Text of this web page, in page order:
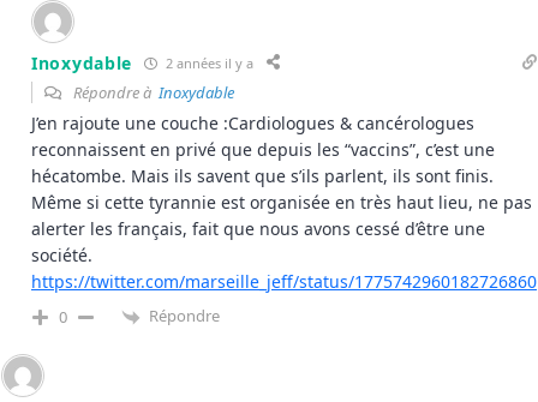
Inoxydable 2 années il y a
Répondre àInoxydable
J’en rajoute une couche :Cardiologues & cancérologues
reconnaissent en privé que depuis les “vaccins”, c’est une
hécatombe. Mais ils savent que s’ils parlent, ils sont finis.
Même si cette tyrannie est organisée en très haut lieu, ne pas
alerter les français, fait que nous avons cessé d’être une
société.
https://twitter.com/marseille_jeff/status/1775742960182726860
0 Répondre